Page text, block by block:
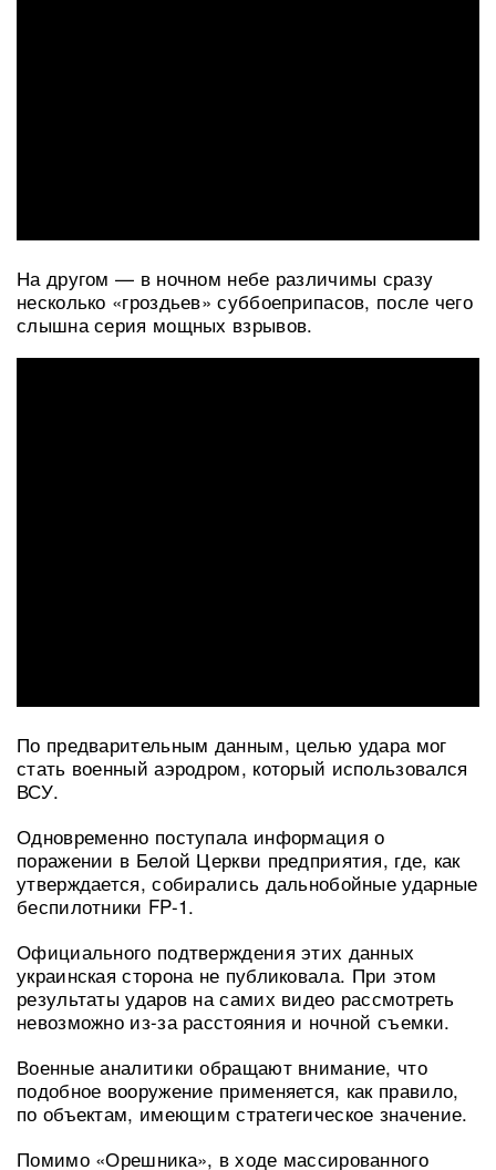
На другом — в ночном небе различимы сразу
несколько «гроздьев» суббоеприпасов, после чего
слышна серия мощных взрывов.
По предварительным данным, целью удара мог
стать военный аэродром, который использовался
ВСУ.
Одновременно поступала информация о
поражении в Белой Церкви предприятия, где, как
утверждается, собирались дальнобойные ударные
беспилотники FP-1.
Официального подтверждения этих данных
украинская сторона не публиковала. При этом
результаты ударов на самих видео рассмотреть
невозможно из-за расстояния и ночной съемки.
Военные аналитики обращают внимание, что
подобное вооружение применяется, как правило,
по объектам, имеющим стратегическое значение.
Помимо «Орешника», в ходе массированного